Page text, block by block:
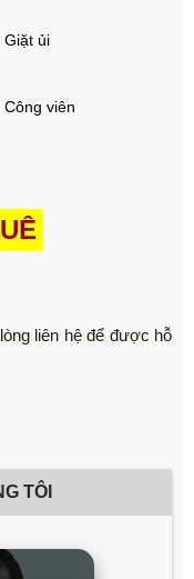
Giặt ủi
Công viên
liên hệ để được hỗ
TÔI